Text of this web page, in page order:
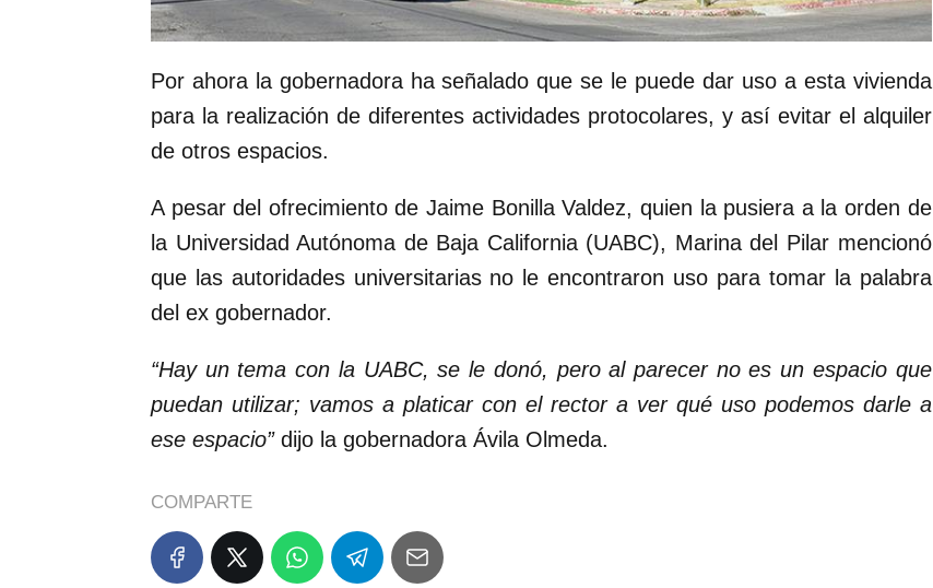
Por ahora la gobernadora ha señalado que se le puede dar uso a esta vivienda
para la realización de diferentes actividades protocolares, y así evitar el alquiler
de otros espacios.
A pesar del ofrecimiento de Jaime Bonilla Valdez, quien la pusiera a la orden de
la Universidad Autónoma de Baja California (UABC), Marina del Pilar mencionó
que las autoridades universitarias no le encontraron uso para tomar la palabra
del ex gobernador.
“Hay un tema con la UABC, se le donó, pero al parecer no es un espacio que
puedan utilizar; vamos a platicar con el rector a ver qué uso podemos darle a
ese espacio”dijo la gobernadora Ávila Olmeda.
COMPARTE